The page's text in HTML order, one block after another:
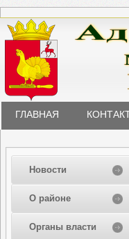
ГЛАВНАЯ
Новости
О районе
Органы власти